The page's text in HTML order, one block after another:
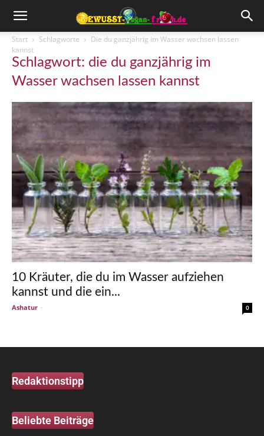
Start Schlagworte
Die du ganzjährig im Wasser wachsen lassen
kannst
Schlagwort: die du ganzjährig im
Wasser wachsen lassen kannst
10 Kräuter, die du im Wasser aufziehen
kannst und die ein...
Ashatur - 0
Redaktionstipp
Beliebte Beiträge